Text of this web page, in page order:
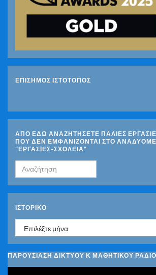
ΕΠΙΣΗΜΟΣ ΙΣΤΟΤΟΠΟΣ
ΑΠΟ ΕΔΩ ΑΝΑΖΗΤΗΣΕΤΕ ΠΑΛΙΕΣ
ΠΟΥ ΔΕΝ ΕΜΦΑΝΙΖΟΝΤΑΙ ΣΤΟ
“ΕΡΓΑΣΙΕΣ-ΣΧΟΛΕΙΑ”
Search for:
ΙΣΤΟΡΙΚΌ
Ιστορικό
ΠΑΡΟΥΣΙΑΣΗ ΔΙΚΤΥΟΥ Κ ΜΑΘΗΤΙΚΟΥ